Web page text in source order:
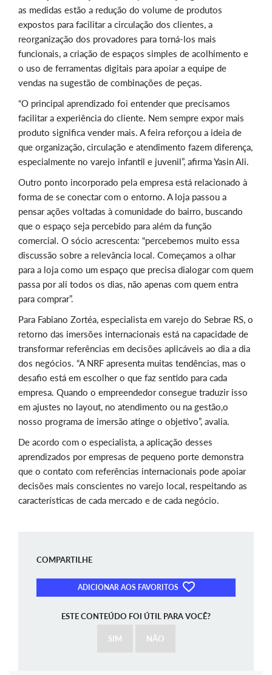
as medidas estão a redução do volume de produtos
expostos para facilitar a circulação dos clientes, a
reorganização dos provadores para torná-los mais
funcionais, a criação de espaços simples de acolhimento e
o uso de ferramentas digitais para apoiar a equipe de
vendas na sugestão de combinações de peças.
“O principal aprendizado foi entender que precisamos
facilitar a experiência do cliente. Nem sempre expor mais
produto significa vender mais. A feira reforçou a ideia de
que organização, circulação e atendimento fazem diferença,
especialmente no varejo infantil e juvenil”, afirma Yasin Ali.
Outro ponto incorporado pela empresa está relacionado à
forma de se conectar com o entorno. A loja passou a
pensar ações voltadas à comunidade do bairro, buscando
que o espaço seja percebido para além da função
comercial. O sócio acrescenta: “percebemos muito essa
discussão sobre a relevância local. Começamos a olhar
para a loja como um espaço que precisa dialogar com quem
passa por ali todos os dias, não apenas com quem entra
para comprar”.
Para Fabiano Zortéa, especialista em varejo do Sebrae RS, o
retorno das imersões internacionais está na capacidade de
transformar referências em decisões aplicáveis ao dia a dia
dos negócios. “A NRF apresenta muitas tendências, mas o
desafio está em escolher o que faz sentido para cada
empresa. Quando o empreendedor consegue traduzir isso
em ajustes no layout, no atendimento ou na gestão,o
nosso programa de imersão atinge o objetivo”, avalia.
De acordo com o especialista, a aplicação desses
aprendizados por empresas de pequeno porte demonstra
que o contato com referências internacionais pode apoiar
decisões mais conscientes no varejo local, respeitando as
características de cada mercado e de cada negócio.
COMPARTILHE
ADICIONAR AOS FAVORITOS
ESTE CONTEÚDO FOI ÚTIL PARA VOCÊ?
SIM NÃO